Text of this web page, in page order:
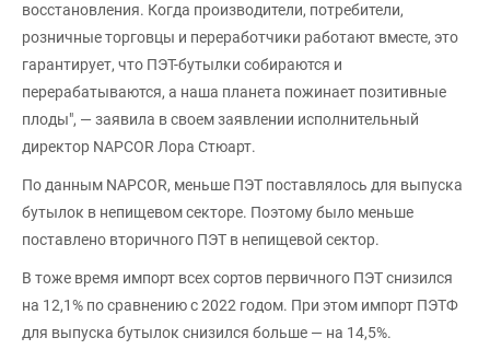
восстановления. Когда производители, потребители,
розничные торговцы и переработчики работают вместе, это
гарантирует, что ПЭТ-бутылки собираются и
перерабатываются, а наша планета пожинает позитивные
плоды", — заявила в своем заявлении исполнительный
директор NAPCOR Лора Стюарт.
По данным NAPCOR, меньше ПЭТ поставлялось для выпуска
бутылок в непищевом секторе. Поэтому было меньше
поставлено вторичного ПЭТ в непищевой сектор.
В тоже время импорт всех сортов первичного ПЭТ снизился
на 12,1% по сравнению с 2022 годом. При этом импорт ПЭТФ
для выпуска бутылок снизился больше — на 14,5%.